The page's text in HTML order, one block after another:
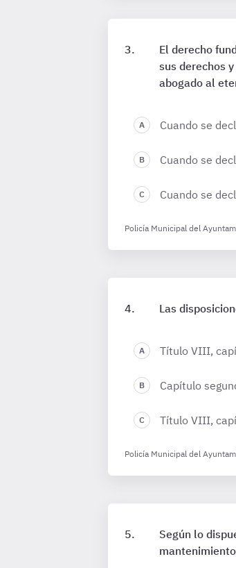
El derecho
sus derechos
abogado al
Cuando se
Cuando se
Cuando se
Policía Municipal del
Las
Título VIII,
Capítulo
Título VIII,
Policía Municipal del
Según lo